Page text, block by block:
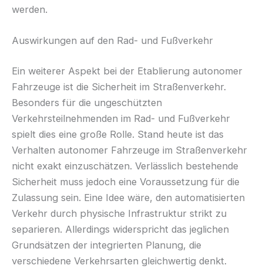
werden.
Auswirkungen auf den Rad- und Fußverkehr
Ein weiterer Aspekt bei der Etablierung autonomer
Fahrzeuge ist die Sicherheit im Straßenverkehr.
Besonders für die ungeschützten
Verkehrsteilnehmenden im Rad- und Fußverkehr
spielt dies eine große Rolle. Stand heute ist das
Verhalten autonomer Fahrzeuge im Straßenverkehr
nicht exakt einzuschätzen. Verlässlich bestehende
Sicherheit muss jedoch eine Voraussetzung für die
Zulassung sein. Eine Idee wäre, den automatisierten
Verkehr durch physische Infrastruktur strikt zu
separieren. Allerdings widerspricht das jeglichen
Grundsätzen der integrierten Planung, die
verschiedene Verkehrsarten gleichwertig denkt.